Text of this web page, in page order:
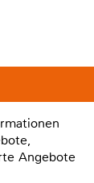
Angebote